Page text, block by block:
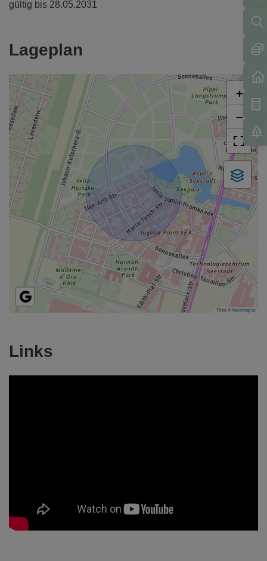
gültig bis 28.05.2031
Lageplan
+
−
Tiles ©basemap.at
Links